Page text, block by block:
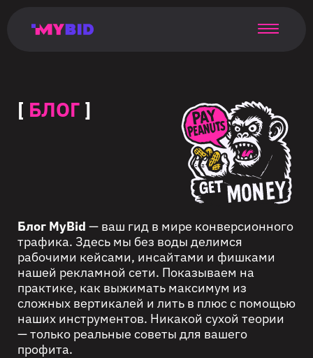
таргетинг
страница
targeting
monetization
[ БЛОГ ]
Блог MyBid — ваш гид в мире конверсионного
трафика. Здесь мы без воды делимся
рабочими кейсами, инсайтами и фишками
нашей рекламной сети. Показываем на
практике, как выжимать максимум из
сложных вертикалей и лить в плюс с помощью
наших инструментов. Никакой сухой теории
— только реальные советы для вашего
профита.